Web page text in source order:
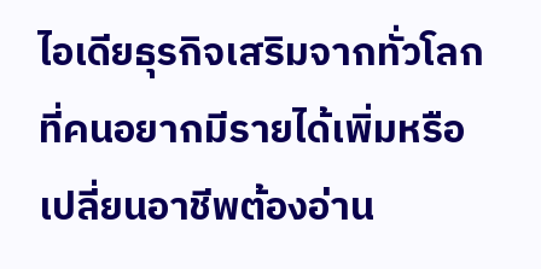
ไอเดียธุรกิจเสริมจากทั่วโลก
ที่คนอยากมีรายได้เพิ่มหรือ
เปลี่ยนอาชีพต้องอ่าน